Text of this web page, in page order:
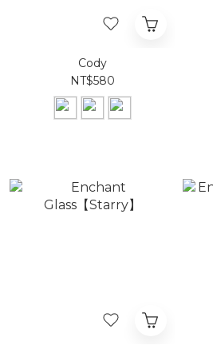
Cody
NT$580